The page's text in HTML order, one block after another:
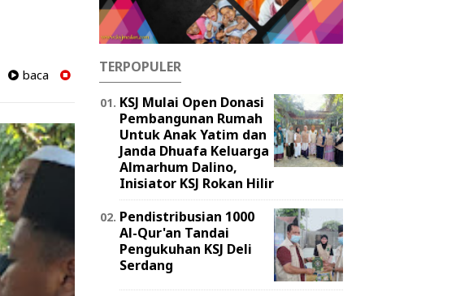
baca
TERPOPULER
KSJ Mulai Open Donasi
Pembangunan Rumah
Untuk Anak Yatim dan
Janda Dhuafa Keluarga
Almarhum Dalino,
Inisiator KSJ Rokan Hilir
Pendistribusian 1000
Al-Qur'an Tandai
Pengukuhan KSJ Deli
Serdang